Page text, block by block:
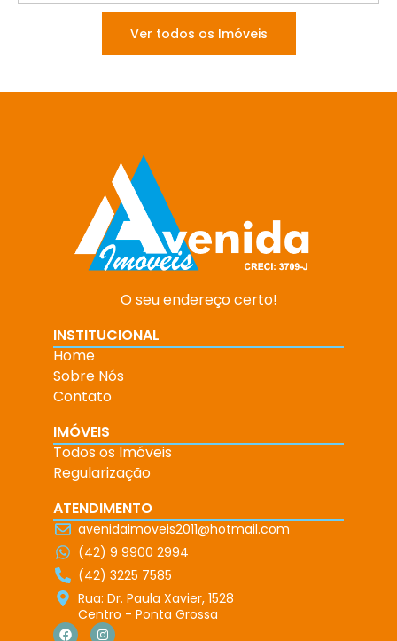
Ver todos os Imóveis
O seu endereço certo!
INSTITUCIONAL
Home
Sobre Nós
Contato
IMÓVEIS
Todos os Imóveis
Regularização
ATENDIMENTO
avenidaimoveis2011@hotmail.com
(42) 9 9900 2994
(42) 3225 7585
Rua: Dr. Paula Xavier, 1528
Centro - Ponta Grossa